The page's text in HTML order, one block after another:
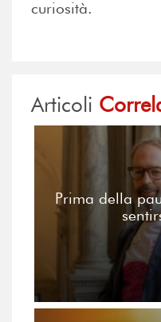
curiosità.
Articoli
Prima della